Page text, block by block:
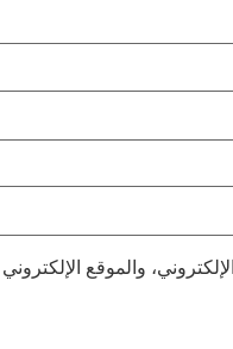
والموقع